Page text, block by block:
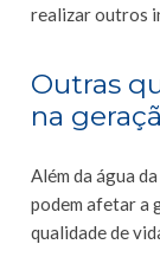
realizar outros
Outras
na
Além da água
podem afetar a
qualidade de